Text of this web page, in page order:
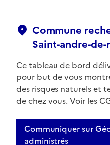
Commune
Saint-andre-de-
Ce tableau de bord
pour but de vous
des risques naturels et
de chez vous. Voir les
Communiquer sur
administrés